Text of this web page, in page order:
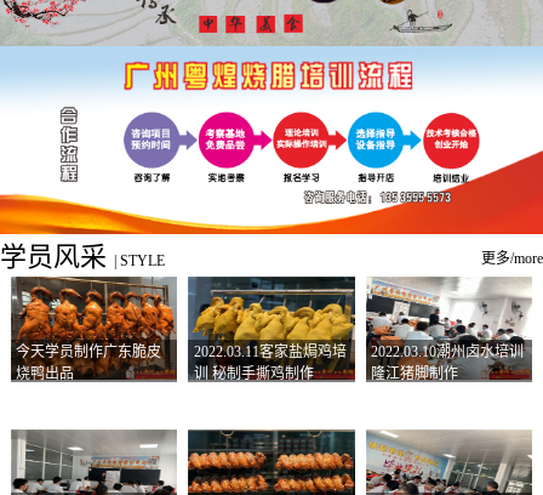
学员风采 STYLE 更多/more
今天学员制作广东脆皮
烧鸭出品
2022.03.11客家盐焗鸡培
训 秘制手撕鸡制作
2022.03.10潮州卤水培训
隆江猪脚制作